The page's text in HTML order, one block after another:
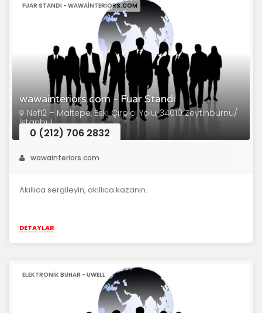
wawainteriors.com - Fuar Standı
FUAR STANDI - WAWAINTERIORS.COM
Nef12 – Maltepe, Eski Çırpıcı Yolu, 34010 Zeytinburnu/
İstanbul
0 (212) 706 2832
wawainteriors.com
Akıllıca sergileyin, akıllıca kazanın.
DETAYLAR
ELEKTRONIK BUHAR - UWELL